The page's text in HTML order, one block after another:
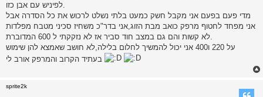
לפיניש עם אבן כזו.
מדי פעם בפעם אני מקבל חשק כמעט בלתי נשלט לרכוש את כל הסדרה אבל
אני מפחד לחטוף מרפק כואב מבת הזוג,אני בדר"כ משחיז סכיני מטבח מפלדות
לא קשות והם גם במצב חוד סביר אז לא נזקקתי ל 600 המדוברת.
על 220 ו400 אני יכול להמשיך לחלום בלילה,לא חושב שאמצא להן שימוש
sprite2k